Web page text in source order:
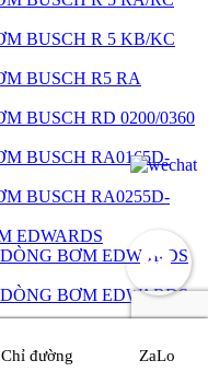
BUSCH R 5 KB/KC
BUSCH R5 RA
BUSCH RD 0200/0360
BUSCH RA0165D-
BUSCH RA0255D-
EDWARDS
BƠM EDWARDS
BƠM EDWARDS
Chỉ đường ZaLo